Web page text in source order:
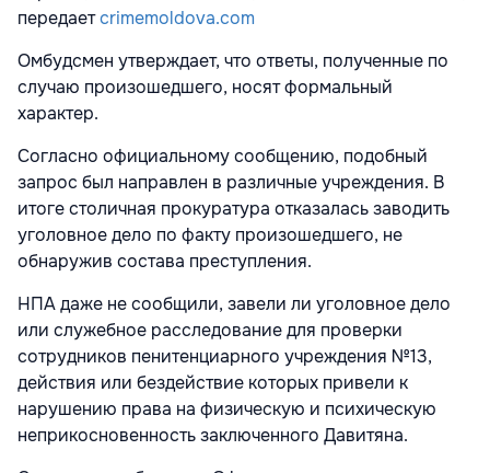
передаетcrimemoldova.com
Омбудсмен утверждает, что ответы, полученные по
случаю произошедшего, носят формальный
характер.
Согласно официальному сообщению, подобный
запрос был направлен в различные учреждения. В
итоге столичная прокуратура отказалась заводить
уголовное дело по факту произошедшего, не
обнаружив состава преступления.
НПА даже не сообщили, завели ли уголовное дело
или служебное расследование для проверки
сотрудников пенитенциарного учреждения №13,
действия или бездействие которых привели к
нарушению права на физическую и психическую
неприкосновенность заключенного Давитяна.